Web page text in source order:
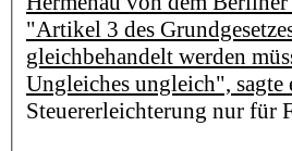
"Artikel 3 des
gleichbehandelt werden
Ungleiches ungleich",
Steuererleichterung nur für